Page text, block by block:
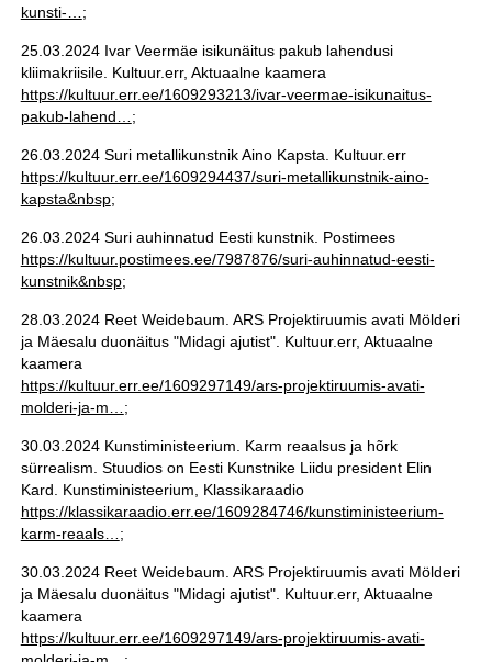
kunsti-… ;
25.03.2024 Ivar Veermäe isikunäitus pakub lahendusi
kliimakriisile. Kultuur.err, Aktuaalne kaamera
https://kultuur.err.ee/1609293213/ivar-veermae-isikunaitus-
pakub-lahend… ;
26.03.2024 Suri metallikunstnik Aino Kapsta. Kultuur.err
https://kultuur.err.ee/1609294437/suri-metallikunstnik-aino-
kapsta&nbsp;
26.03.2024 Suri auhinnatud Eesti kunstnik. Postimees
https://kultuur.postimees.ee/7987876/suri-auhinnatud-eesti-
kunstnik&nbsp;
28.03.2024 Reet Weidebaum. ARS Projektiruumis avati Mölderi
ja Mäesalu duonäitus "Midagi ajutist". Kultuur.err, Aktuaalne
kaamera
https://kultuur.err.ee/1609297149/ars-projektiruumis-avati-
molderi-ja-m… ;
30.03.2024 Kunstiministeerium. Karm reaalsus ja hõrk
sürrealism. Stuudios on Eesti Kunstnike Liidu president Elin
Kard. Kunstiministeerium, Klassikaraadio
https://klassikaraadio.err.ee/1609284746/kunstiministeerium-
karm-reaals… ;
30.03.2024 Reet Weidebaum. ARS Projektiruumis avati Mölderi
ja Mäesalu duonäitus "Midagi ajutist". Kultuur.err, Aktuaalne
kaamera
https://kultuur.err.ee/1609297149/ars-projektiruumis-avati-